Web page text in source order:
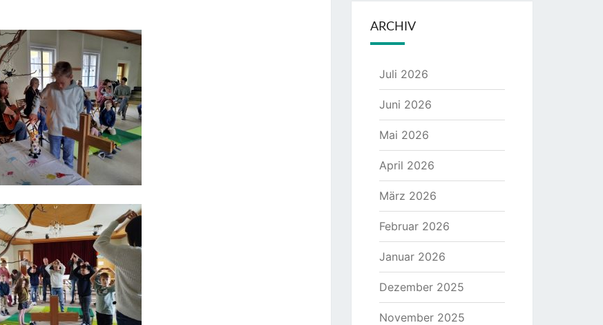
ARCHIV
Juli 2026
Juni 2026
Mai 2026
April 2026
März 2026
Februar 2026
Januar 2026
Dezember 2025
November 2025